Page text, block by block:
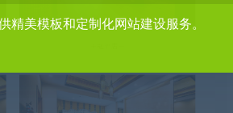
精美模板和定制化网站建设服务。